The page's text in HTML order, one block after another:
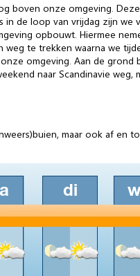
boven onze omgeving.
in de loop van vrijdag zijn
opbouwt. Hiermee
te trekken waarna we
omgeving. Aan de grond
naar Scandinavie
maar ook af